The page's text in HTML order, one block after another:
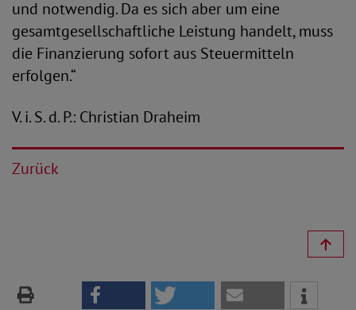
und notwendig. Da es sich aber um eine
gesamtgesellschaftliche Leistung handelt, muss
die Finanzierung sofort aus Steuermitteln
erfolgen.“
V. i. S. d. P.: Christian Draheim
Zurück